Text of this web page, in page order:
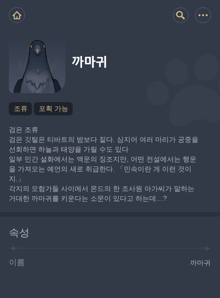
까마귀
조류 포획 가능
검은 조류
검은 깃털은 티바트의 밤보다 짙다. 심지어 여러 마리가 공중을
선회하면 하늘과 태양을 가릴 수도 있다
일부 민간 설화에서는 액운의 징조지만, 어떤 전설에서는 행운
을 가져오는 예언의 새로 취급한다. 「민속이란 게 이런 것이
지.」
각지의 모험가들 사이에서 몬드의 한 조사원 아가씨가 말하는
거대한 까마귀를 키운다는 소문이 있다고 하는데…?
속성
이름 까마귀